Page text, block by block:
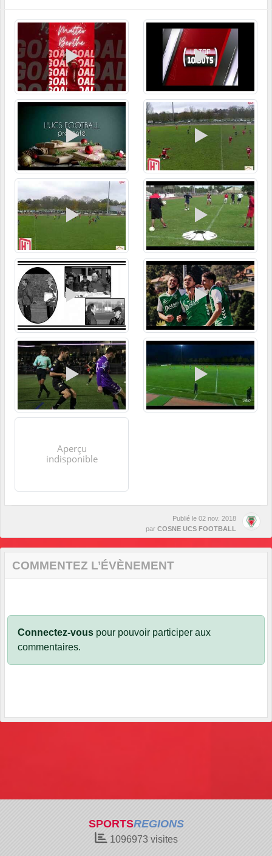
Publié le 02 nov. 2018
par COSNE UCS FOOTBALL
COMMENTEZ L’ÉVÈNEMENT
Connectez-vous pour pouvoir participer aux
commentaires.
SPORTSREGIONS
1096973 visites